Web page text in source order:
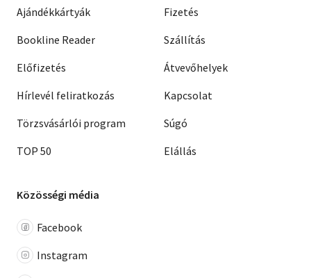
Ajándékkártyák
Bookline Reader
Előfizetés
Hírlevél feliratkozás
Törzsvásárlói program
TOP 50
Fizetés
Szállítás
Átvevőhelyek
Kapcsolat
Súgó
Elállás
Közösségi média
Facebook
Instagram